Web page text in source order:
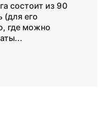
состоит из 90
(для его
где можно